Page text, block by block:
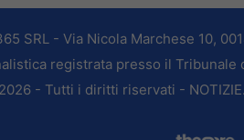
SRL - Via Nicola Marchese 10,
registrata presso il Tribunale
- Tutti i diritti riservati -